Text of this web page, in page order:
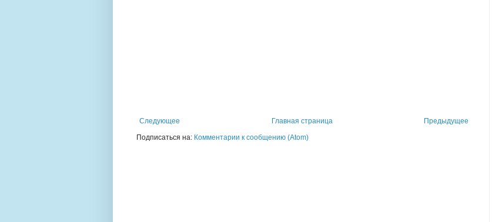
Следующее Предыдущее
Главная страница
Подписаться на: Комментарии к сообщению (Atom)